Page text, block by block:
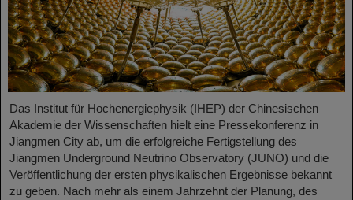
Das Institut für Hochenergiephysik (IHEP) der Chinesischen
Akademie der Wissenschaften hielt eine Pressekonferenz in
Jiangmen City ab, um die erfolgreiche Fertigstellung des
Jiangmen Underground Neutrino Observatory (JUNO) und die
Veröffentlichung der ersten physikalischen Ergebnisse bekannt
zu geben. Nach mehr als einem Jahrzehnt der Planung, des